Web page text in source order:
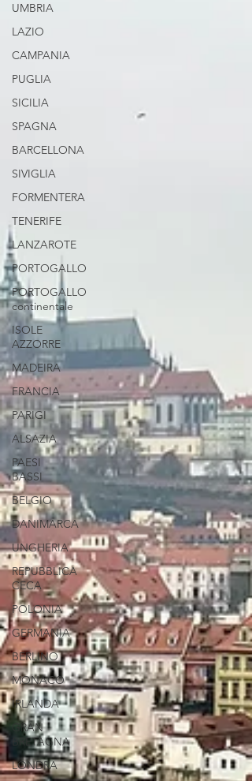
UMBRIA
LAZIO
CAMPANIA
PUGLIA
SICILIA
SPAGNA
BARCELLONA
SIVIGLIA
FORMENTERA
TENERIFE
LANZAROTE
PORTOGALLO
PORTOGALLO
continentale
ISOLE
AZZORRE
MADEIRA
FRANCIA
PARIGI
ALSAZIA
PAESI
BASSI
BELGIO
DANIMARCA
UNGHERIA
REPUBBLICA
CECA
POLONIA
GERMANIA
BERLINO
MONACO
IRLANDA
GRAN
BRETAGNA
LONDRA